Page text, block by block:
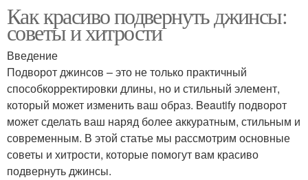
Как красиво подвернуть джинсы:
советы и хитрости
Введение
Подворот джинсов – это не только практичный
способкорректировки длины, но и стильный элемент,
который может изменить ваш образ. Beautify подворот
может сделать ваш наряд более аккуратным, стильным и
современным. В этой статье мы рассмотрим основные
советы и хитрости, которые помогут вам красиво
подвернуть джинсы.